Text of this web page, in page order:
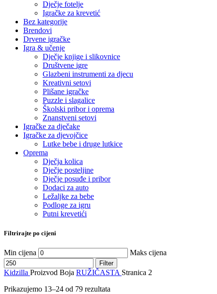
Dječje fotelje
Igračke za krevetić
Bez kategorije
Brendovi
Drvene igračke
Igra & učenje
Dječje knjige i slikovnice
Društvene igre
Glazbeni instrumenti za djecu
Kreativni setovi
Plišane igračke
Puzzle i slagalice
Školski pribor i oprema
Znanstveni setovi
Igračke za dječake
Igračke za djevojčice
Lutke bebe i druge lutkice
Oprema
Dječja kolica
Dječje posteljine
Dječje posuđe i pribor
Dodaci za auto
Ležaljke za bebe
Podloge za igru
Putni krevetići
Filtrirajte po cijeni
Min cijena Maks cijena
Filter
Kidzilla Proizvod Boja RUŽIČASTA Stranica 2
Prikazujemo 13–24 od 79 rezultata